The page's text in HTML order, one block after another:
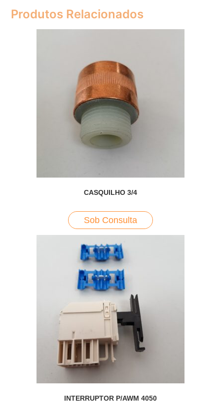
Produtos Relacionados
CASQUILHO 3/4
Sob Consulta
INTERRUPTOR P/AWM 4050